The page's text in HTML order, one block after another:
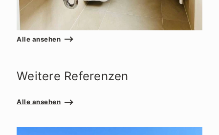
Alle ansehen
Weitere Referenzen
Alle ansehen